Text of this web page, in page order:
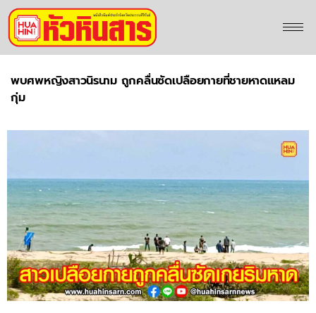
พบศพหญิงสาวนิรนาม ถูกคลื่นซัดเปลือยกายที่ชายหาดแหลม
กุ่ม